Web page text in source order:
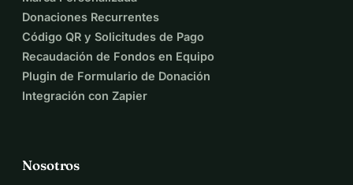
Donaciones Recurrentes
Código QR y Solicitudes de Pago
Recaudación de Fondos en Equipo
Plugin de Formulario de Donación
Integración con Zapier
Nosotros